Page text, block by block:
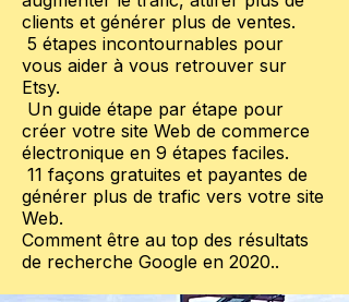
clients et générer plus de ventes.
5 étapes incontournables pour
vous aider à vous retrouver sur
Etsy.
Un guide étape par étape pour
créer votre site Web de commerce
électronique en 9 étapes faciles.
11 façons gratuites et payantes de
générer plus de trafic vers votre site
Web.
Comment être au top des résultats
de recherche Google en 2020..